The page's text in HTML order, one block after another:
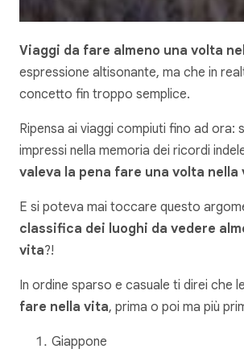
Viaggi da fare almeno una volta
espressione altisonante, ma che in
concetto fin troppo semplice.
Ripensa ai viaggi compiuti fino ad ora:
impressi nella memoria dei ricordi
valeva la pena fare una volta nella
E si poteva mai toccare questo
classifica dei luoghi da vedere
vita?!
In ordine sparso e casuale ti direi che
fare nella vita, prima o poi ma più
Giappone